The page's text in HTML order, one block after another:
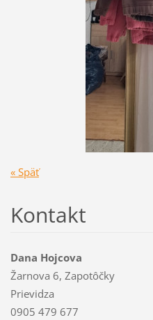
« Späť
Kontakt
Dana Hojcova
Žarnova 6, Zapotôčky
Prievidza
0905 479 677